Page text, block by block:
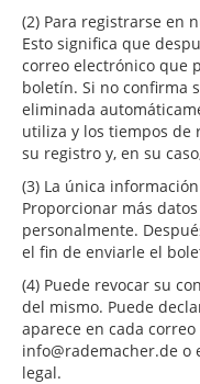
(2) Para registrarse en
Esto significa que
correo electrónico que
boletín. Si no confirma
eliminada
utiliza y los tiempos de
su registro y, en su
(3) La única
Proporcionar más
personalmente.
el fin de enviarle el
(4) Puede revocar su
del mismo. Puede
aparece en cada
info@rademacher.de o
legal.